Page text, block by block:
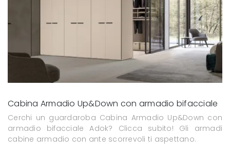
Cabina Armadio Up&Down con armadio bifacciale
Cerchi un guardaroba Cabina Armadio Up&Down con
armadio bifacciale Adok? Clicca subito! Gli armadi
cabine armadio con ante scorrevoli ti aspettano.